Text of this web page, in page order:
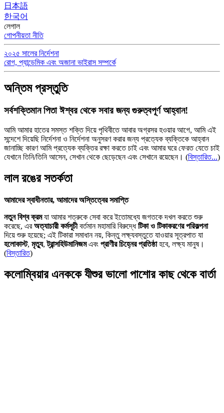
日本語
한국어
লেগাল
গোপনীয়তা নীতি
২০২৫ সালের নির্দেশনা
রোগ, প্যান্ডেমিক এবং অজানা ভাইরাস সম্পর্কে
অন্তিম প্রস্তুতি
সর্বশক্তিমান পিতা ঈশ্বর থেকে সবার জন্য গুরুত্বপূর্ণ আহ্বান!
আমি আমার হাতের সমস্ত শক্তি দিয়ে পৃথিবীতে আবার অগ্রসর হওয়ার আগে, আমি এই
সন্দেশে দিয়েছি নির্দেশনা ও নির্দেশনা অনুসরণ করার জন্য প্রত্যেক ব্যক্তিকে আহ্বান
জানাচ্ছি কারণ আমি প্রত্যেক ব্যক্তির রক্ষা করতে চাই এবং আমার ঘরে ফেরত যেতে চাই
যেখানে তিনি/তিনি আসেন, সেখান থেকে ছেড়েছেন এবং সেখানে রয়েছেন। (বিস্তারিত...)
লাল রঙের সতর্কতা
আমাদের স্বাধীনতার, আমাদের অস্তিত্বের সমাপ্তি
নতুন বিশ্ব ক্রমযা আমার শত্রুকে সেবা করে ইতোমধ্যে জগতকে দখল করতে শুরু
করেছে, এরঅত্যাচারী কর্মসূচীবর্তমান মহামারি বিরুদ্ধেটিকা ও টিকাকরণের পরিকল্পনা
দিয়ে শুরু হয়েছে; এই টিকারা সমাধান নয়, কিন্তু লক্ষ্যবস্তুতে যাওয়ার সূত্রপাত যা
হলোকাস্ট, মৃত্যু,ট্রান্সহিউমানিজমএবং প্রাণীর চিহ্নের প্রতিষ্ঠাহবে, লক্ষ্য মানুষ।
(বিস্তারিত)
কলোম্বিয়ার এনককে যীশুর ভালো পাশোর কাছ থেকে বার্তা